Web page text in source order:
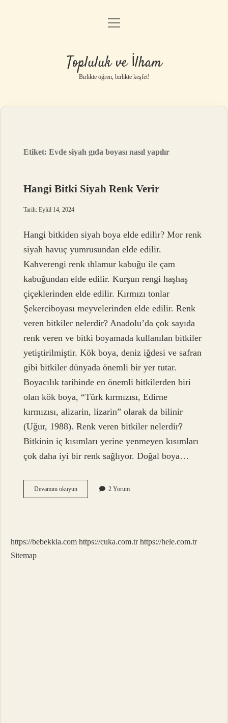
Anasayfa
Gizlilik Politikası
Yasal Uyarı
menüyü
Topluluk ve İlham
Birlikte öğren, birlikte keşfet!
Etiket:Evde siyah gıda boyası nasıl yapılır
Hangi Bitki Siyah Renk Verir
Tarih: Eylül 14, 2024
Hangi bitkiden siyah boya elde edilir? Mor renk
siyah havuç yumrusundan elde edilir.
Kahverengi renk ıhlamur kabuğu ile çam
kabuğundan elde edilir. Kurşun rengi haşhaş
çiçeklerinden elde edilir. Kırmızı tonlar
Şekerciboyası meyvelerinden elde edilir. Renk
veren bitkiler nelerdir? Anadolu’da çok sayıda
renk veren ve bitki boyamada kullanılan bitkiler
yetiştirilmiştir. Kök boya, deniz iğdesi ve safran
gibi bitkiler dünyada önemli bir yer tutar.
Boyacılık tarihinde en önemli bitkilerden biri
olan kök boya, “Türk kırmızısı, Edirne
kırmızısı, alizarin, lizarin” olarak da bilinir
(Uğur, 1988). Renk veren bitkiler nelerdir?
Bitkinin iç kısımları yerine yenmeyen kısımları
çok daha iyi bir renk sağlıyor. Doğal boya…
Devamını okuyunHangi
Bitki
2 Yorum
https://bebekkia.com https://cuka.com.tr https://hele.com.tr
Sitemap